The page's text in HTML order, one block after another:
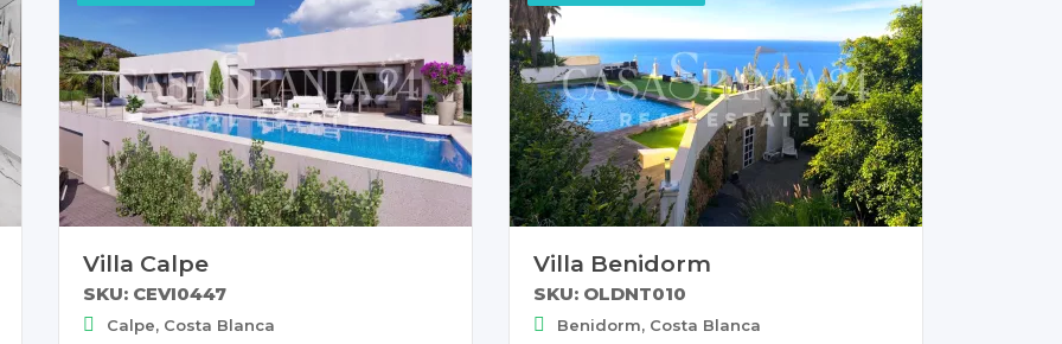
Villa Calpe
SKU: CEVI0447
Calpe, Costa Blanca
Villa Benidorm
SKU: OLDNT010
Benidorm, Costa Blanca